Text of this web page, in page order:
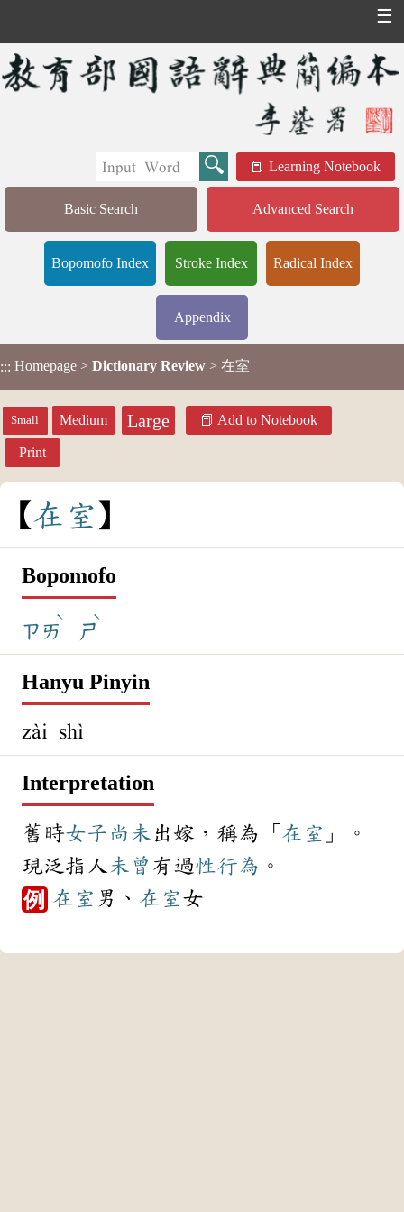
☰
Learning Notebook
Basic Search Advanced Search
Bopomofo Index Stroke Index Radical Index
Appendix
::: Homepage > Dictionary Review > 在室
Small Medium Large Add to Notebook
Print
在 室
Bopomofo
ㄗㄞ
ˋ
ㄕ
ˋ
Hanyu Pinyin
zài shì
Interpretation
舊時女子 尚未 出嫁，稱為「 在室 」。
現泛指人 未曾 有過性行為 。
例 在室 男、 在室女